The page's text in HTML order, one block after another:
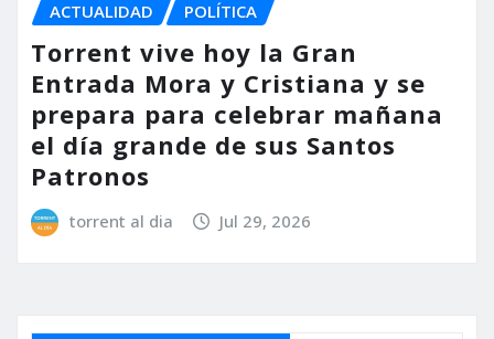
ACTUALIDAD POLÍTICA
Torrent vive hoy la Gran
Entrada Mora y Cristiana y se
prepara para celebrar mañana
el día grande de sus Santos
Patronos
torrent al dia Jul 29, 2026